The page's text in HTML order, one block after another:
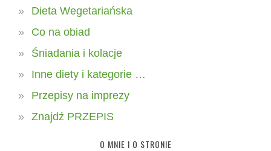
Dieta Wegetariańska
Co na obiad
Śniadania i kolacje
Inne diety i kategorie …
Przepisy na imprezy
Znajdź PRZEPIS
O MNIE I O STRONIE